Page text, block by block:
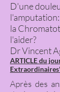
D'une
l'amputation:
la
l'aider?
Dr Vincent
ARTICLE du
Après des